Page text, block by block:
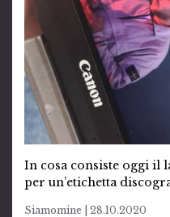
In cosa consiste oggi il
per un’etichetta
Siamomine | 28.10.2020